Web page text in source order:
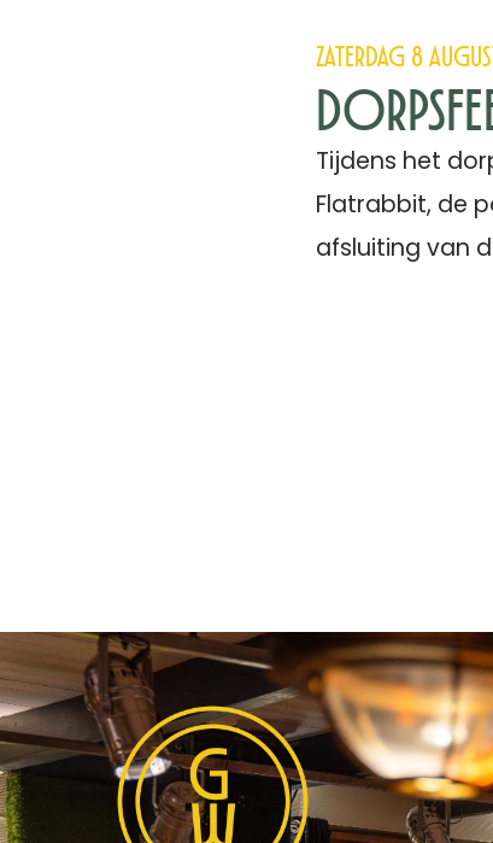
Zaterdag 8
Tijdens het
Flatrabbit, de
afsluiting van